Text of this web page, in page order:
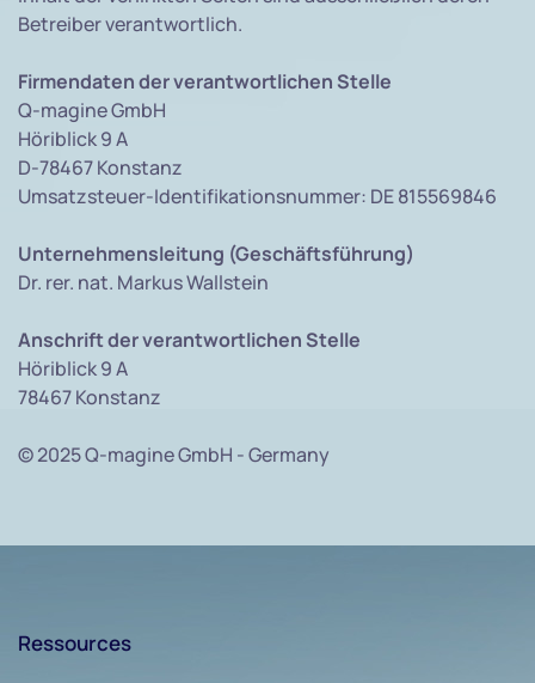
Betreiber verantwortlich.
Firmendaten der verantwortlichen Stelle
Q-magine GmbH
Höriblick 9 A
D-78467 Konstanz
Umsatzsteuer-Identifikationsnummer: DE 815569846
Unternehmensleitung (Geschäftsführung)
Dr. rer. nat. Markus Wallstein
Anschrift der verantwortlichen Stelle
Höriblick 9 A
78467 Konstanz
© 2025 Q-magine GmbH - Germany
Ressources